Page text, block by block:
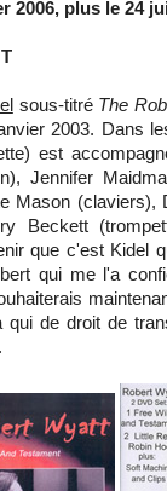
2006, plus le 24
sous-titré The
2003. Dans
est
Jennifer
Mason (claviers),
Beckett
que c'est Kidel
qui me l'a
de droit de